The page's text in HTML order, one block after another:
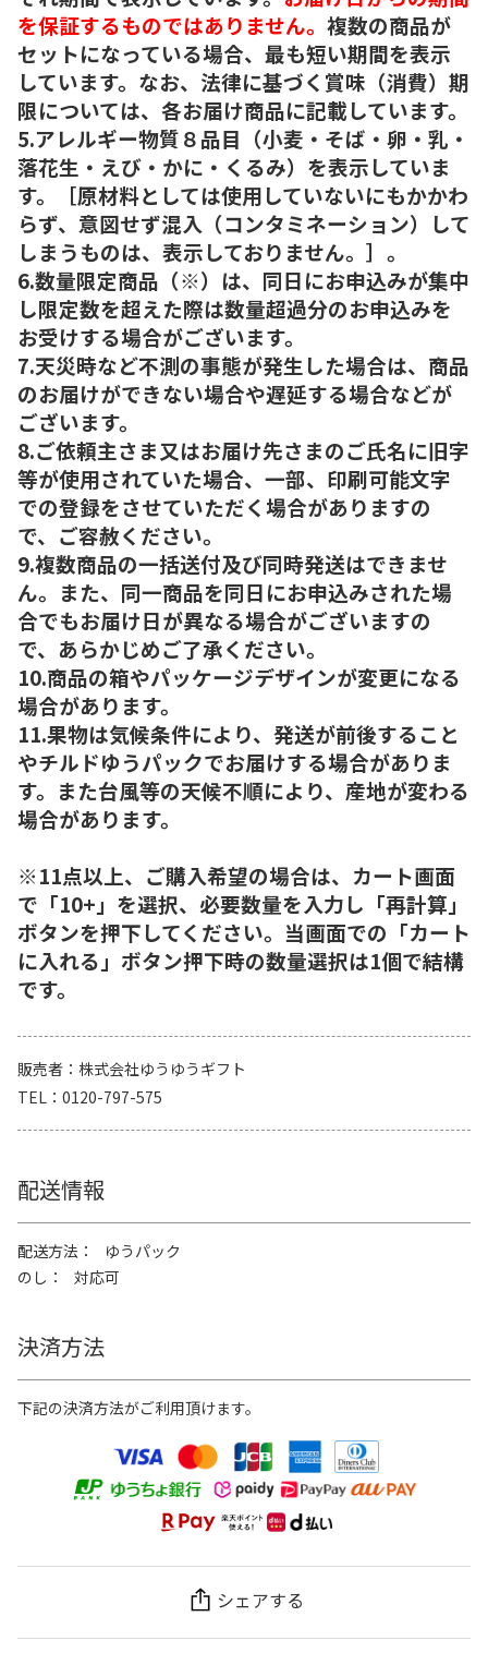
を保証するものではありません。 複数の商品が
セットになっている場合、最も短い期間を表示
しています。なお、法律に基づく賞味（消費）期
限については、各お届け商品に記載しています。
5.アレルギー物質８品目（小麦・そば・卵・乳・
落花生・えび・かに・くるみ）を表示していま
す。［原材料としては使用していないにもかかわ
らず、意図せず混入（コンタミネーション）して
しまうものは、表示しておりません。］。
6.数量限定商品（※）は、同日にお申込みが集中
し限定数を超えた際は数量超過分のお申込みを
お受けする場合がございます。
7.天災時など不測の事態が発生した場合は、商品
のお届けができない場合や遅延する場合などが
ございます。
8.ご依頼主さま又はお届け先さまのご氏名に旧字
等が使用されていた場合、一部、印刷可能文字
での登録をさせていただく場合がありますの
で、ご容赦ください。
9.複数商品の一括送付及び同時発送はできませ
ん。また、同一商品を同日にお申込みされた場
合でもお届け日が異なる場合がございますの
で、あらかじめご了承ください。
10.商品の箱やパッケージデザインが変更になる
場合があります。
11.果物は気候条件により、発送が前後すること
やチルドゆうパックでお届けする場合がありま
す。また台風等の天候不順により、産地が変わる
場合があります。
※11点以上、ご購入希望の場合は、カート画面
で「10+」を選択、必要数量を入力し「再計算」
ボタンを押下してください。当画面での「カート
に入れる」ボタン押下時の数量選択は1個で結構
です。
販売者
株式会社ゆうゆうギフト
TEL
0120-797-575
配送情報
配送方法
ゆうパック
のし
対応可
決済方法
下記の決済方法がご利用頂けます。
シェアする